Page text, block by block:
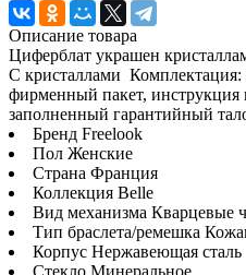
Описание товара
Циферблат украшен
С кристаллами
фирменный пакет, инструкция
заполненный гарантийный
Бренд Freelook
Пол Женские
Страна Франция
Коллекция Belle
Вид механизма Кварцевые
Тип браслета/ремешка
Корпус Нержавеющая сталь
Стекло Минеральное